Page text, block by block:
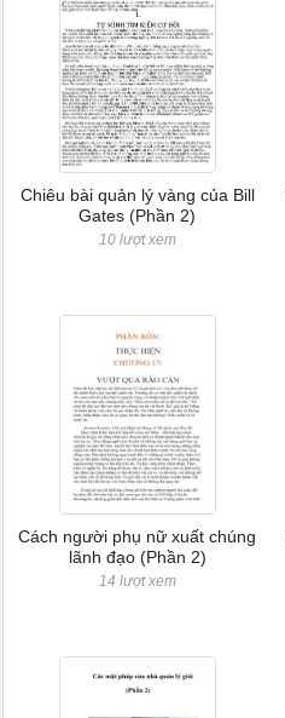
Chiêu bài quản lý vàng của Bill
Gates (Phần 2)
10 lượt xem
Cách người phụ nữ xuất chúng
lãnh đạo (Phần 2)
14 lượt xem